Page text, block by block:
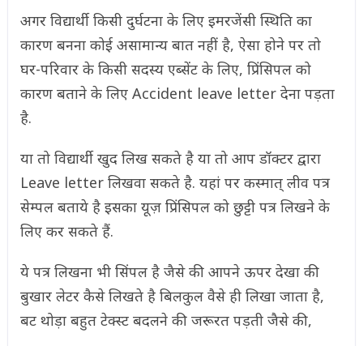
अगर विद्यार्थी किसी दुर्घटना के लिए इमरजेंसी स्थिति का
कारण बनना कोई असामान्य बात नहीं है, ऐसा होने पर तो
घर-परिवार के किसी सदस्य एब्सेंट के लिए, प्रिंसिपल को
कारण बताने के लिए Accident leave letter देना पड़ता
है.
या तो विद्यार्थी खुद लिख सकते है या तो आप डॉक्टर द्वारा
Leave letter लिखवा सकते है. यहां पर कस्मात् लीव पत्र
सेम्पल बताये है इसका यूज़ प्रिंसिपल को छुट्टी पत्र लिखने के
लिए कर सकते हैं.
ये पत्र लिखना भी सिंपल है जैसे की आपने ऊपर देखा की
बुखार लेटर कैसे लिखते है बिलकुल वैसे ही लिखा जाता है,
बट थोड़ा बहुत टेक्स्ट बदलने की जरूरत पड़ती जैसे की,